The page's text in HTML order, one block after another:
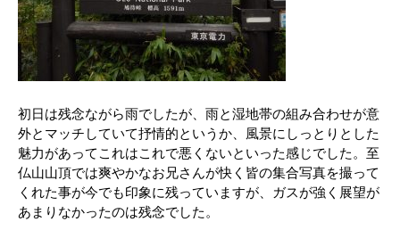
初日は残念ながら雨でしたが、雨と湿地帯の組み合わせが意
外とマッチしていて抒情的というか、風景にしっとりとした
魅力があってこれはこれで悪くないといった感じでした。至
仏山山頂では爽やかなお兄さんが快く皆の集合写真を撮って
くれた事が今でも印象に残っていますが、ガスが強く展望が
あまりなかったのは残念でした。